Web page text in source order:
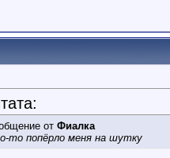
от Фиалка
то попёрло меня на шутку